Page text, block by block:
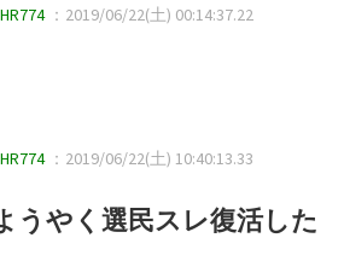
：2019/06/22(土) 00:14:37.22
：2019/06/22(土) 10:40:13.33
うやく選民スレ復活した